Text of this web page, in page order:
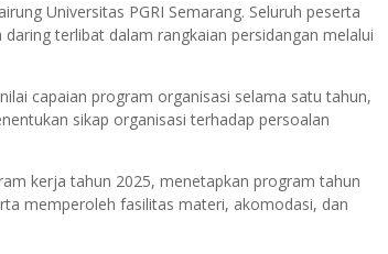
Universitas PGRI Semarang. Seluruh peserta
terlibat dalam rangkaian persidangan melalui
capaian program organisasi selama satu tahun,
sikap organisasi terhadap persoalan
kerja tahun 2025, menetapkan program tahun
memperoleh fasilitas materi, akomodasi, dan